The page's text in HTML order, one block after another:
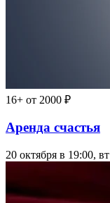
16+ от 2000 ₽
Аренда счастья
20 октября в 19:00, вт